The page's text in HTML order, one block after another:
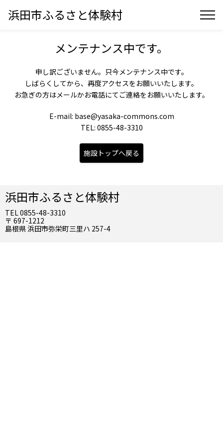
浜田市ふるさと体験村
メンテナンス中です。
申し訳ございません。只今メンテナンス中です。
しばらくしてから、再度アクセスをお願いいたします。
お急ぎの方はメールかお電話にてご連絡をお願いいたします。
E-mail: base@yasaka-commons.com
TEL: 0855-48-3310
施設トップへ戻る
浜田市ふるさと体験村
TEL 0855-48-3310
〒 697-1212
島根県 浜田市弥栄町三里ハ 257-4